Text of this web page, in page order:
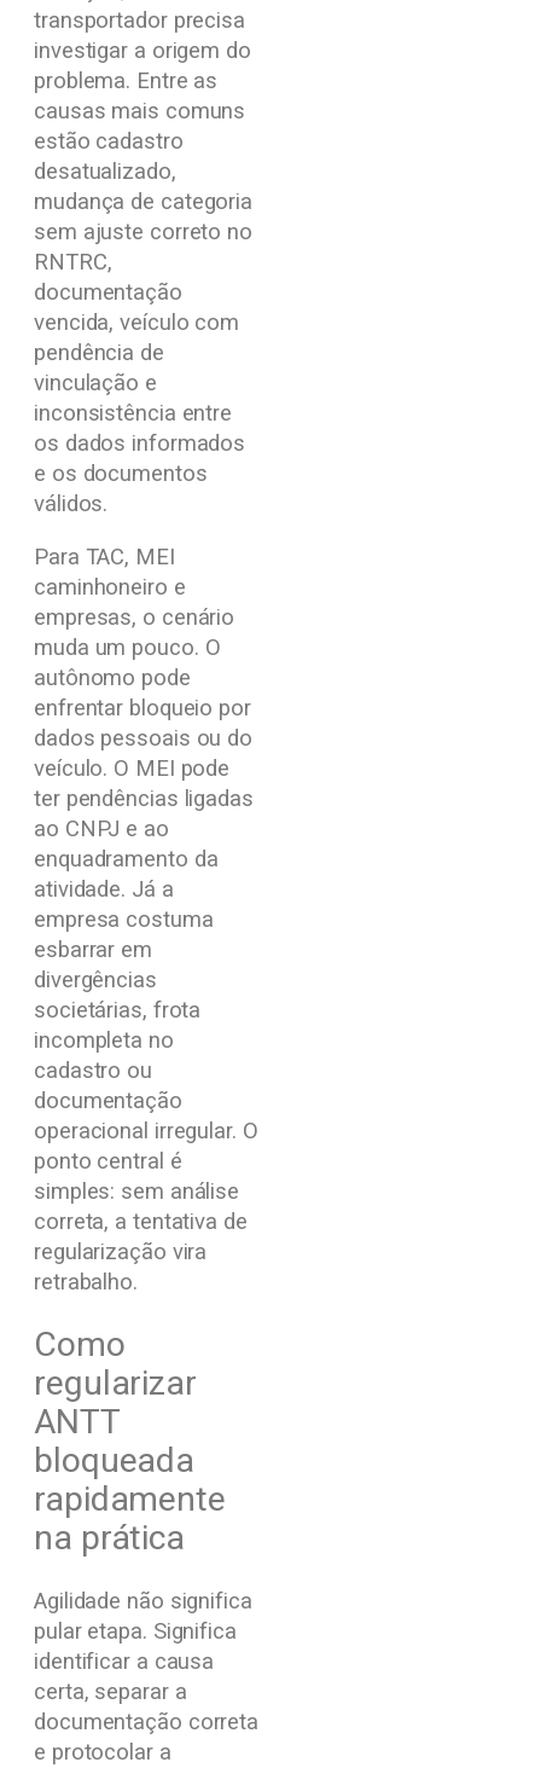
transportador precisa
investigar a origem do
problema. Entre as
causas mais comuns
estão cadastro
desatualizado,
mudança de categoria
sem ajuste correto no
RNTRC,
documentação
vencida, veículo com
pendência de
vinculação e
inconsistência entre
os dados informados
e os documentos
válidos.
Para TAC, MEI
caminhoneiro e
empresas, o cenário
muda um pouco. O
autônomo pode
enfrentar bloqueio por
dados pessoais ou do
veículo. O MEI pode
ter pendências ligadas
ao CNPJ e ao
enquadramento da
atividade. Já a
empresa costuma
esbarrar em
divergências
societárias, frota
incompleta no
cadastro ou
documentação
operacional irregular. O
ponto central é
simples: sem análise
correta, a tentativa de
regularização vira
retrabalho.
Como
regularizar
ANTT
bloqueada
rapidamente
na prática
Agilidade não significa
pular etapa. Significa
identificar a causa
certa, separar a
documentação correta
e protocolar a